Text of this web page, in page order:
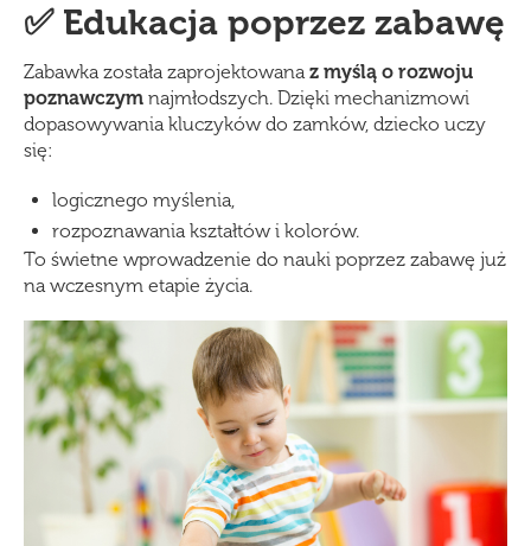
✅ Edukacja poprzez zabawę
Zabawka została zaprojektowanaz myślą o rozwoju
poznawczym najmłodszych. Dzięki mechanizmowi
dopasowywania kluczyków do zamków, dziecko uczy
się:
logicznego myślenia,
rozpoznawania kształtów i kolorów.
To świetne wprowadzenie do nauki poprzez zabawę już
na wczesnym etapie życia.